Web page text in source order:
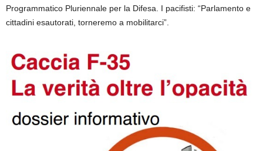
Programmatico Pluriennale per la Difesa. I pacifisti: “Parlamento e
cittadini esautorati, torneremo a mobilitarci”.